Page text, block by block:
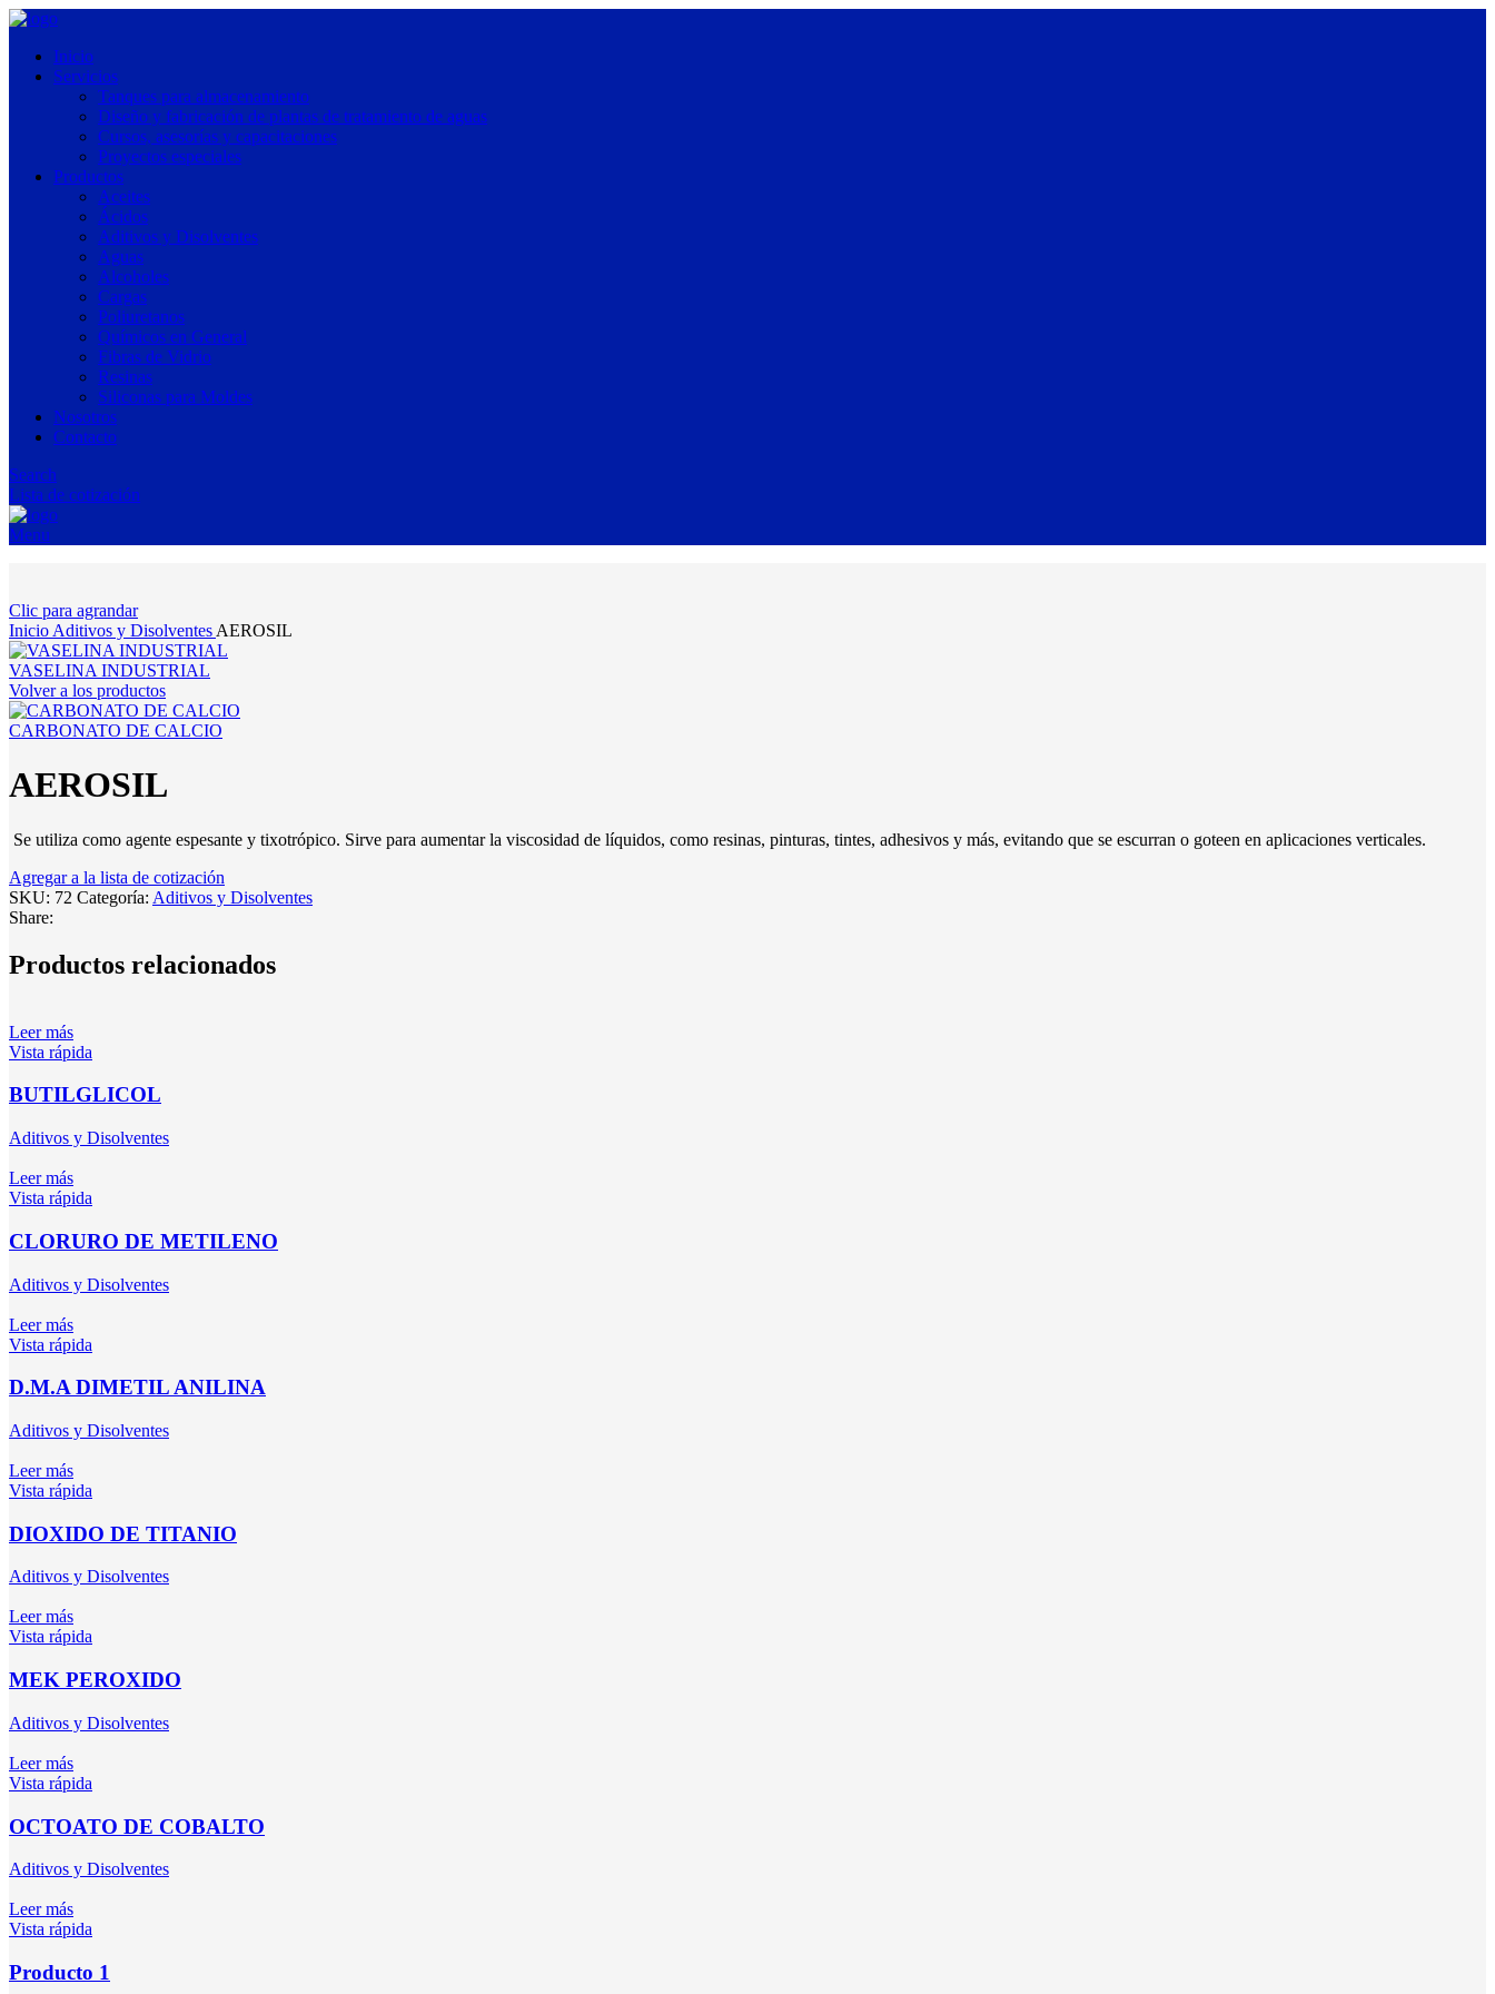
Inicio
Servicios
Tanques para almacenamiento
Diseño y fabricación de plantas de tratamiento de aguas
Cursos, asesorías y capacitaciones
Proyectos especiales
Productos
Aceites
Ácidos
Aditivos y Disolventes
Aguas
Alcoholes
Cargas
Poliuretanos
Químicos en General
Fibras de Vidrio
Resinas
Siliconas para Moldes
Nosotros
Contacto
Search
Lista de cotización
Menu
Clic para agrandar
Inicio Aditivos y Disolventes AEROSIL
VASELINA INDUSTRIAL
Volver a los productos
CARBONATO DE CALCIO
AEROSIL
Se utiliza como agente espesante y tixotrópico. Sirve para aumentar la viscosidad de líquidos, como resinas, pinturas, tintes, adhesivos y más, evitando que se escurran o goteen en aplicaciones verticales.
Agregar a la lista de cotización
SKU: 72 Categoría: Aditivos y Disolventes
Share:
Productos relacionados
Leer más
Vista rápida
BUTILGLICOL
Aditivos y Disolventes
Leer más
Vista rápida
CLORURO DE METILENO
Aditivos y Disolventes
Leer más
Vista rápida
D.M.A DIMETIL ANILINA
Aditivos y Disolventes
Leer más
Vista rápida
DIOXIDO DE TITANIO
Aditivos y Disolventes
Leer más
Vista rápida
MEK PEROXIDO
Aditivos y Disolventes
Leer más
Vista rápida
OCTOATO DE COBALTO
Aditivos y Disolventes
Leer más
Vista rápida
Producto 1